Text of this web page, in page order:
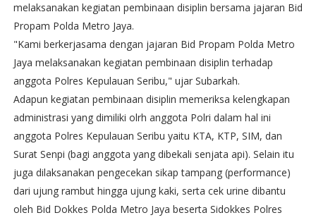
melaksanakan kegiatan pembinaan disiplin bersama jajaran Bid
Propam Polda Metro Jaya.
"Kami berkerjasama dengan jajaran Bid Propam Polda Metro
Jaya melaksanakan kegiatan pembinaan disiplin terhadap
anggota Polres Kepulauan Seribu," ujar Subarkah.
Adapun kegiatan pembinaan disiplin memeriksa kelengkapan
administrasi yang dimiliki olrh anggota Polri dalam hal ini
anggota Polres Kepulauan Seribu yaitu KTA, KTP, SIM, dan
Surat Senpi (bagi anggota yang dibekali senjata api). Selain itu
juga dilaksanakan pengecekan sikap tampang (performance)
dari ujung rambut hingga ujung kaki, serta cek urine dibantu
oleh Bid Dokkes Polda Metro Jaya beserta Sidokkes Polres